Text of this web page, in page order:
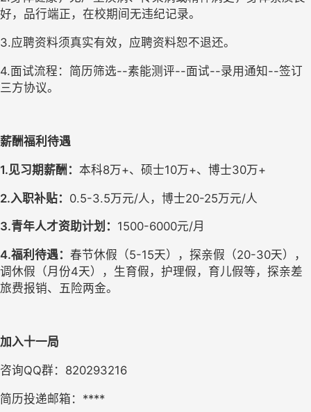
好，品行端正，在校期间无违纪记录。
3.应聘资料须真实有效，应聘资料恕不退还。
4.面试流程： 简历筛选--素能测评--面试--录用通知--签订
三方协议。
薪酬福利待遇
1.见习期薪酬： 本科8万+、硕士10万+、博士30万+
2.入职补贴： 0.5-3.5万元/人，博士20-25万元/人
3.青年人才资助计划： 1500-6000元/月
4.福利待遇： 春节休假（5-15天），探亲假（20-30天），
调休假（月份4天），生育假，护理假，育儿假等，探亲差
旅费报销、五险两金。
加入十一局
咨询QQ群：820293216
简历投递邮箱： ****